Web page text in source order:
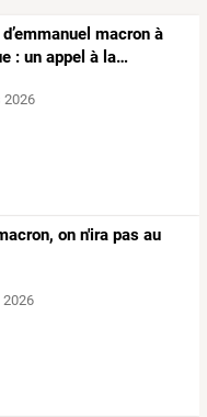
d’emmanuel macron à
: un appel à la…
2026
on n'ira pas au
2026